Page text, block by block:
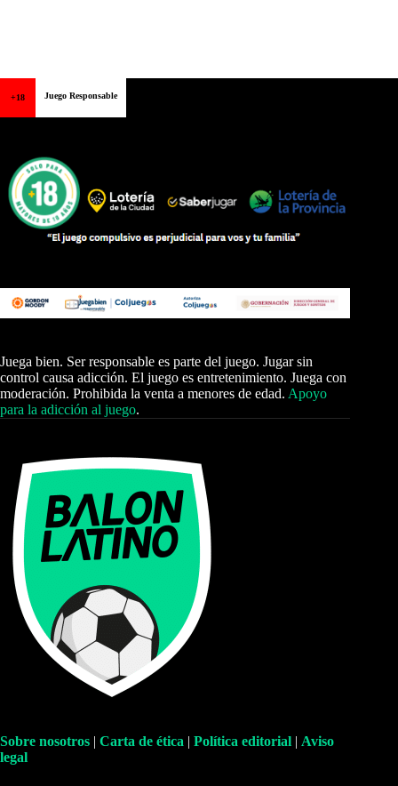
+18 Juego Responsable
Juega bien. Ser responsable es parte del juego. Jugar sin
control causa adicción. El juego es entretenimiento. Juega con
moderación. Prohibida la venta a menores de edad. Apoyo
para la adicción al juego.
Sobre nosotros | Carta de ética | Política editorial | Aviso
legal